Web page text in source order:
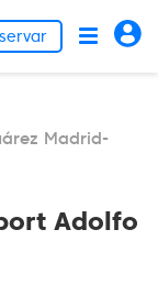
Madrid-
Adolfo